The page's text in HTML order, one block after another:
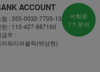
ACCOUNT
협 : 355-0032-7705-13
한 : 110-427-887160
금주 :
라워리퍼블릭(박상현)
비회원
1:1 문의